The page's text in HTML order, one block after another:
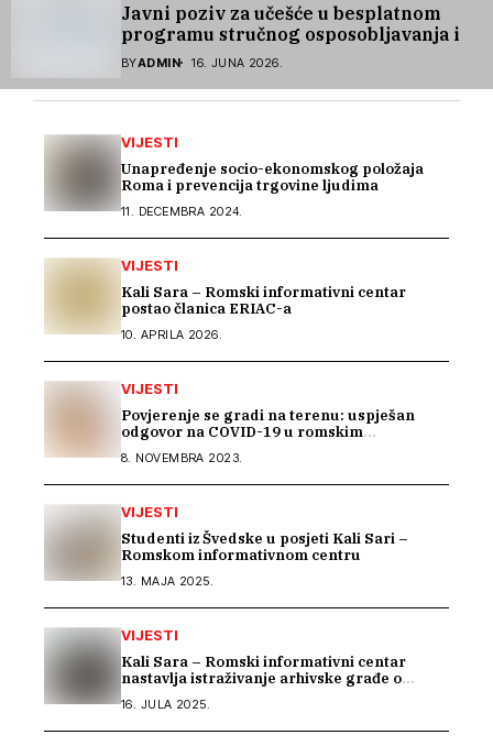
Javni poziv za učešće u besplatnom
programu stručnog osposobljavanja i
podrške pri zapošljavanju
BYADMIN 16. JUNA 2026.
VIJESTI
Unapređenje socio-ekonomskog položaja
Roma i prevencija trgovine ljudima
11. DECEMBRA 2024.
VIJESTI
Kali Sara – Romski informativni centar
postao članica ERIAC-a
10. APRILA 2026.
VIJESTI
Povjerenje se gradi na terenu: uspješan
odgovor na COVID-19 u romskim
8. NOVEMBRA 2023.
VIJESTI
Studenti iz Švedske u posjeti Kali Sari –
Romskom informativnom centru
13. MAJA 2025.
VIJESTI
Kali Sara – Romski informativni centar
nastavlja istraživanje arhivske građe o
Srpske
16. JULA 2025.